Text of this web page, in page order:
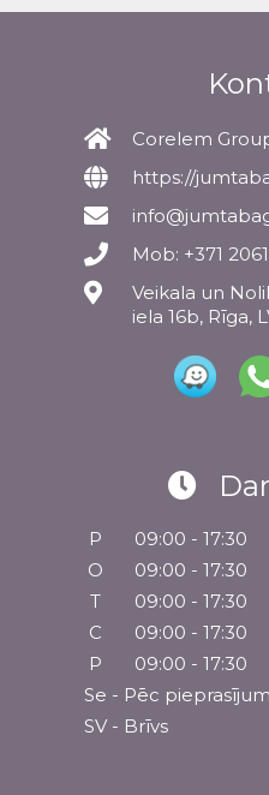
Corelem
https://
Mob: +371
Veikala un
iela 16b, Rīga,
P
09:00 - 17:30
O
09:00 - 17:30
T
09:00 - 17:30
C
09:00 - 17:30
P
09:00 - 17:30
Se - Pēc
SV - Brīvs